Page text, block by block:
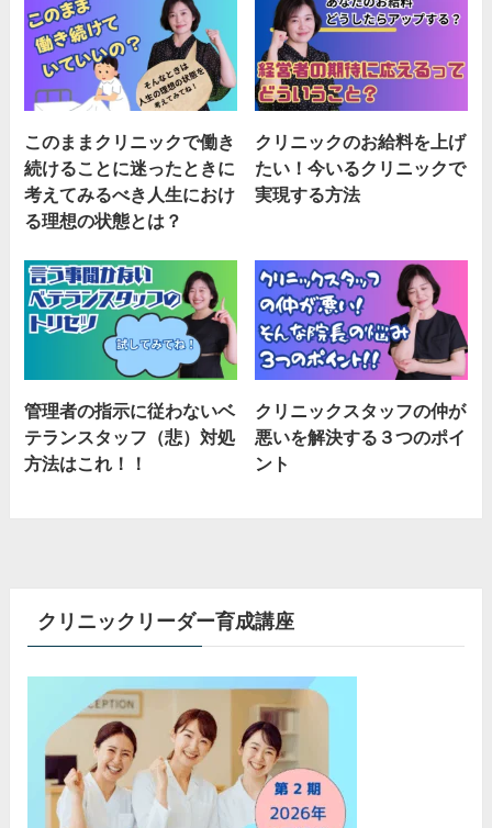
このままクリニックで働き
続けることに迷ったときに
考えてみるべき人生におけ
る理想の状態とは？
クリニックのお給料を上げ
たい！今いるクリニックで
実現する方法
管理者の指示に従わないベ
テランスタッフ（悲）対処
方法はこれ！！
クリニックスタッフの仲が
悪いを解決する３つのポイ
ント
クリニックリーダー育成講座